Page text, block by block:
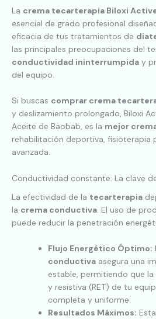
La crema tecarterapia Biloxi
esencial de grado profesional
eficacia de tus tratamientos de
las principales preocupaciones del
conductividad ininterrumpida y
del equipo.
Si buscas comprar crema
y deslizamiento prolongado, Biloxi
Aceite de Baobab, es la mejor
rehabilitación deportiva, fisioterapia
avanzada.
Conductividad constante: La clave
La efectividad de la tecarterapia
la crema conductiva . El uso de
puede reducir la penetración
Flujo Energético Óptimo:
conductiva asegura una
estable, permitiendo que la
y resistiva (RET) de tu
completa y uniforme.
Resultados Máximos: Esta